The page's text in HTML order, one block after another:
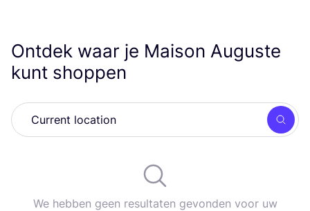
Ontdek waar je Maison Auguste
kunt shoppen
Zoek
We hebben geen resultaten gevonden voor uw